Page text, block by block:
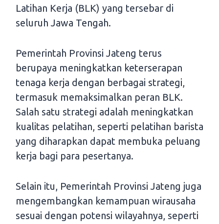
Latihan Kerja (BLK) yang tersebar di
seluruh Jawa Tengah.
Pemerintah Provinsi Jateng terus
berupaya meningkatkan keterserapan
tenaga kerja dengan berbagai strategi,
termasuk memaksimalkan peran BLK.
Salah satu strategi adalah meningkatkan
kualitas pelatihan, seperti pelatihan barista
yang diharapkan dapat membuka peluang
kerja bagi para pesertanya.
Selain itu, Pemerintah Provinsi Jateng juga
mengembangkan kemampuan wirausaha
sesuai dengan potensi wilayahnya, seperti